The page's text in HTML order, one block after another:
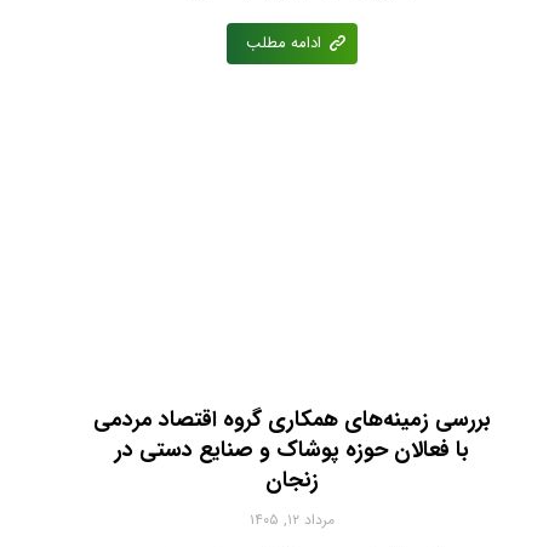
ادامه مطلب
بررسی زمینه‌های همکاری گروه اقتصاد مردمی
با فعالان حوزه پوشاک و صنایع دستی در
زنجان
مرداد ۱۲, ۱۴۰۵